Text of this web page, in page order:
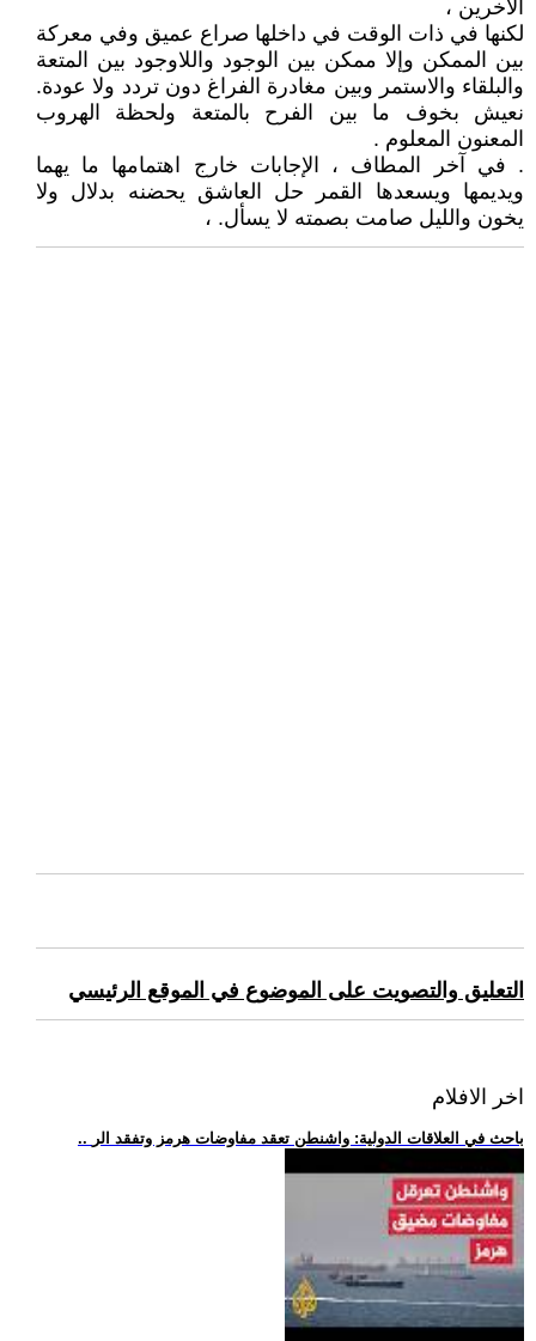
الآخرين ،
لكنها في ذات الوقت في داخلها صراع عميق وفي معركة
بين الممكن وإلا ممكن بين الوجود واللاوجود بين المتعة
والبلقاء والاستمر وبين مغادرة الفراغ دون تردد ولا عودة.
نعيش بخوف ما بين الفرح بالمتعة ولحظة الهروب
المعنون المعلوم .
. في آخر المطاف ، الإجابات خارج اهتمامها ما يهما
ويديمها ويسعدها القمر حل العاشق يحضنه بدلال ولا
يخون والليل صامت بصمته لا يسأل. ،
التعليق والتصويت على الموضوع في الموقع الرئيسي
اخر الافلام
.. باحث في العلاقات الدولية: واشنطن تعقد مفاوضات هرمز وتفقد الر